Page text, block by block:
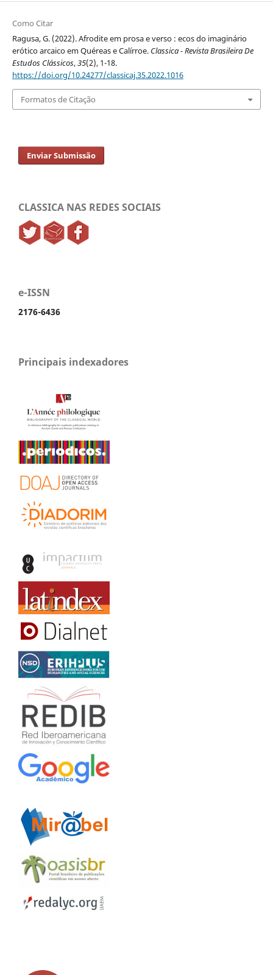
Como Citar
Ragusa, G. (2022). Afrodite em prosa e verso : ecos do imaginário
erótico arcaico em Quéreas e Calírroe. Classica - Revista Brasileira De
Estudos Clássicos,35(2), 1-18.
https://doi.org/10.24277/classicaj.35.2022.1016
Formatos de Citação
Enviar Submissão
CLASSICA NAS REDES SOCIAIS
e-ISSN
2176-6436
Principais indexadores